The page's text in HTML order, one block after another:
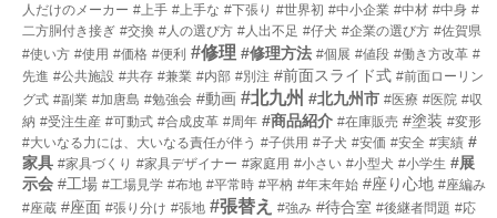
人だけのメーカー #上手 #上手な #下張り #世界初 #中小企業 #中材 #中身 #
二方胴付き接ぎ #交換 #人の選び方 #人出不足 #仔犬 #企業の選び方 #佐賀県
#使い方 #使用 #価格 #便利 #修理 #修理方法 #個展 #値段 #働き方改革 #
先進 #公共施設 #共存 #兼業 #内部 #別注 #前面スライド式 #前面ローリン
グ式 #副業 #加唐島 #勉強会 #動画 #北九州 #北九州市 #医療 #医院 #収
納 #受注生産 #可動式 #合成皮革 #周年 #商品紹介 #在庫販売 #塗装 #変形
#大いなる力には、大いなる責任が伴う #子供用 #子犬 #安価 #安全 #実績 #
家具 #家具づくり #家具デザイナー #家庭用 #小さい #小型犬 #小学生 #展
示会 #工場 #工場見学 #布地 #平常時 #平枘 #年末年始 #座り心地 #座編み
#座蔵 #座面 #張り分け #張地 #張替え #強み #待合室 #後継者問題 #応